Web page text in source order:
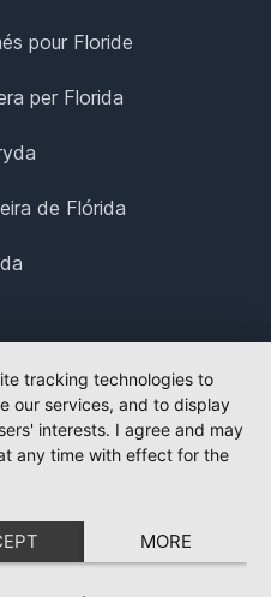
pour Floride
per Florida
de Flórida
tracking technologies to
our services, and to display
interests. I agree and may
any time with effect for the
MORE